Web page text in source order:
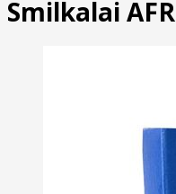
Smilkalai